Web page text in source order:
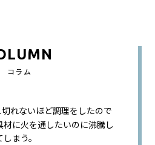
コラム
れないほど調理をしたので
に火を通したいのに沸騰し
まう。